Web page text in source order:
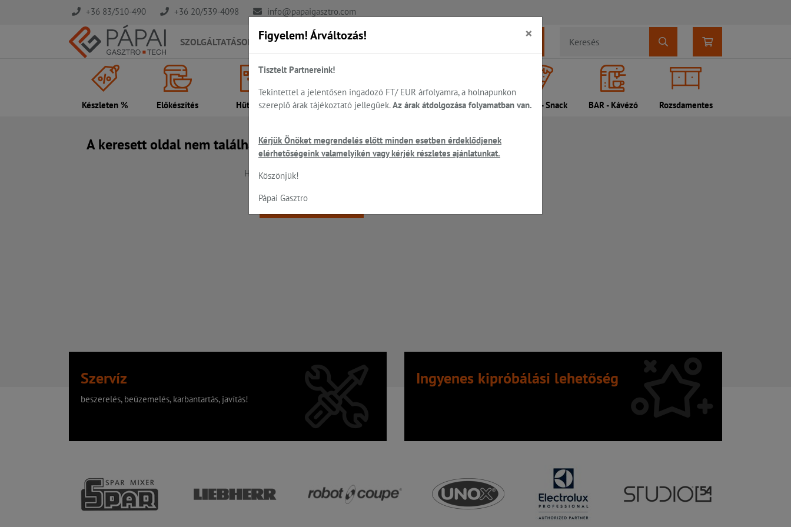
+36 83/510-490 +36 20/539-4098 info@papaigasztro.com
SZOLGÁLTATÁSOK REFERENCIÁK AKTUÁLIS
Készleten % Előkészítés Hűtés... Sütés - főzés Cukrászat... Mosogatás HENDI - Snack BAR - Kávézó Rozsdamentes
A keresett oldal nem található
Hiba, a keresett oldal nem található!
Vissza a főoldalra
Szervíz
beszerelés, beüzemelés, karbantartás, javítás!
Ingyenes kipróbálási lehetőség
Figyelem! Árváltozás! ×
Tisztelt Partnereink!
Tekintettel a jelentősen ingadozó FT/ EUR árfolyamra, a holnapunkon
szereplő árak tájékoztató jellegűek. Az árak átdolgozása folyamatban van.
Kérjük Önöket megrendelés előtt minden esetben érdeklődjenek
elérhetőségeink valamelyikén vagy kérjék részletes ajánlatunkat.
Köszönjük!
Pápai Gasztro